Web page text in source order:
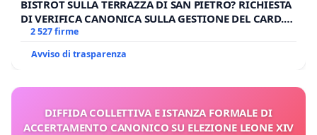
BISTROT SULLA TERRAZZA DI SAN PIETRO? RICHIESTA
DI VERIFICA CANONICA SULLA GESTIONE DEL CARD.
GAMBETTI
2 527 firme
Avviso di trasparenza
DIFFIDA COLLETTIVA E ISTANZA FORMALE DI
ACCERTAMENTO CANONICO SU ELEZIONE LEONE XIV